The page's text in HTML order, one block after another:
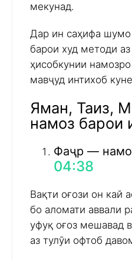
мекунад.
Дар ин саҳифа
барои худ методи
ҳисобкунии
мавҷуд интихоб
Яман, Таиз,
намоз барои
Фаҷр —
04:38
Вақти оғози он кай
бо аломати аввали
уфуқ оғоз мешавад
аз тулӯи офтоб